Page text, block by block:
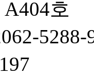
호
5288-